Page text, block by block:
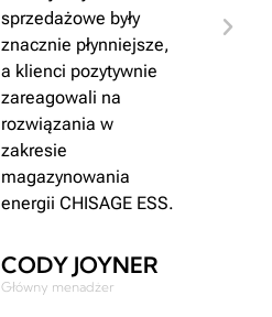
sprzedażowe były
znacznie płynniejsze,
a klienci pozytywnie
zareagowali na
rozwiązania w
zakresie
magazynowania
energii CHISAGE ESS.
CODY JOYNER
Główny menadżer